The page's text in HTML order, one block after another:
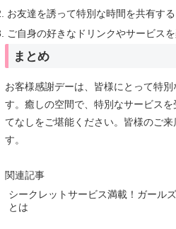
お友達を誘って特別な時間を共有する
ご自身の好きなドリンクやサービス
まとめ
お客様感謝デーは、皆様にとって特
す。癒しの空間で、特別なサービス
てなしをご堪能ください。皆様のご
す。
関連記事
シークレットサービス満載！ガール
とは